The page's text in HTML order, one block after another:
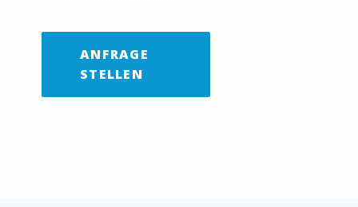
ANFRAGE
STELLEN